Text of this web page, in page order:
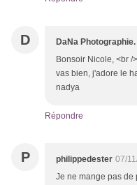
D DaNa Photographie.
Bonsoir Nicole, <br /
vas bien, j'adore le
nadya
Répondre
P philippedester 07/
Je ne mange pas de